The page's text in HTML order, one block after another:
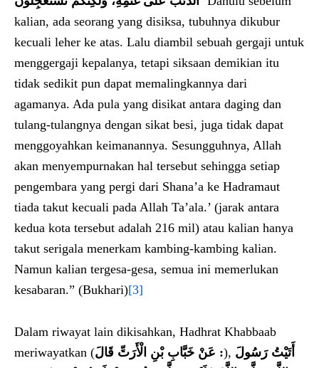
kalian, ada seorang yang disiksa, tubuhnya dikubur
kecuali leher ke atas. Lalu diambil sebuah gergaji untuk
menggergaji kepalanya, tetapi siksaan demikian itu
tidak sedikit pun dapat memalingkannya dari
agamanya. Ada pula yang disikat antara daging dan
tulang-tulangnya dengan sikat besi, juga tidak dapat
menggoyahkan keimanannya. Sesungguhnya, Allah
akan menyempurnakan hal tersebut sehingga setiap
pengembara yang pergi dari Shana’a ke Hadramaut
tiada takut kecuali pada Allah Ta’ala.’ (jarak antara
kedua kota tersebut adalah 216 mil) atau kalian hanya
takut serigala menerkam kambing-kambing kalian.
Namun kalian tergesa-gesa, semua ini memerlukan
kesabaran.” (Bukhari)[3]
Dalam riwayat lain dikisahkan, Hadhrat Khabbaab
meriwayatkan (
عَنْ خَبَّابِ بْنِ الْأَرَتِّ قَالَ :), أَتَيْتُ رَسُولَ